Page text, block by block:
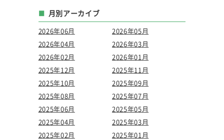
月別アーカイブ
2026年06月
2026年05月
2026年04月
2026年03月
2026年02月
2026年01月
2025年12月
2025年11月
2025年10月
2025年09月
2025年08月
2025年07月
2025年06月
2025年05月
2025年04月
2025年03月
2025年02月
2025年01月